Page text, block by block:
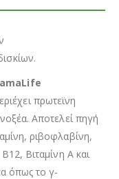
πρωτεϊνη
Αποτελεί πηγή
ριβοφλαβίνη,
Βιταμίνη Α και
όπως το γ-